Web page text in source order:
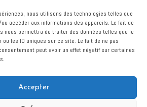
nous utilisons des technologies telles que
accéder aux informations des appareils. Le fait de
nous permettra de traiter des données telles que le
ou les ID uniques sur ce site. Le fait de ne pas
peut avoir un effet négatif sur certaines
Accepter
Bois Robain